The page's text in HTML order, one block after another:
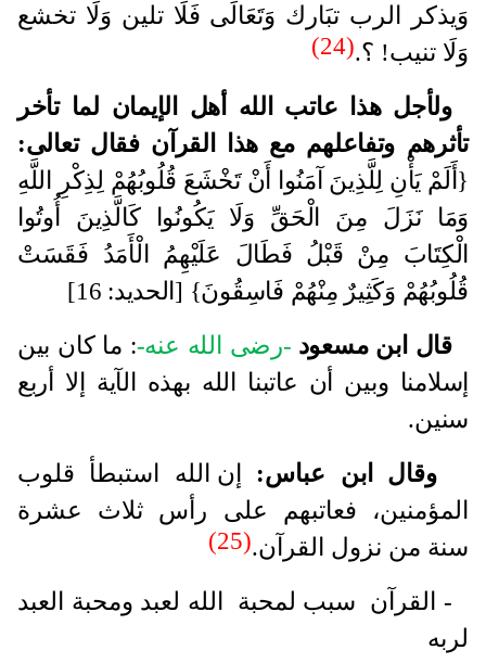
وَيذكر الرب تبَارك وَتَعَالَى فَلَا تلين وَلَا تخشع
وَلَا تنيب! ؟.(24)
ولأجل هذا عاتب الله أهل الإيمان لما تأخر
تأثرهم وتفاعلهم مع هذا القرآن فقال تعالى:
{أَلَمْ يَأْنِ لِلَّذِينَ آمَنُوا أَنْ تَخْشَعَ قُلُوبُهُمْ لِذِكْرِ اللَّهِ
وَمَا نَزَلَ مِنَ الْحَقِّ وَلَا يَكُونُوا كَالَّذِينَ أُوتُوا
الْكِتَابَ مِنْ قَبْلُ فَطَالَ عَلَيْهِمُ الْأَمَدُ فَقَسَتْ
قُلُوبُهُمْ وَكَثِيرٌ مِنْهُمْ فَاسِقُونَ} [الحديد: 16]
قال ابن مسعود -رضى الله عنه-: ما كان بين
إسلامنا وبين أن عاتبنا الله بهذه الآية إلا أربع
سنين.
وقال ابن عباس:
إن الله استبطأ قلوب
المؤمنين، فعاتبهم على رأس ثلاث عشرة
سنة من نزول القرآن.
(25)
- القرآن سبب لمحبة الله لعبد ومحبة العبد
لربه